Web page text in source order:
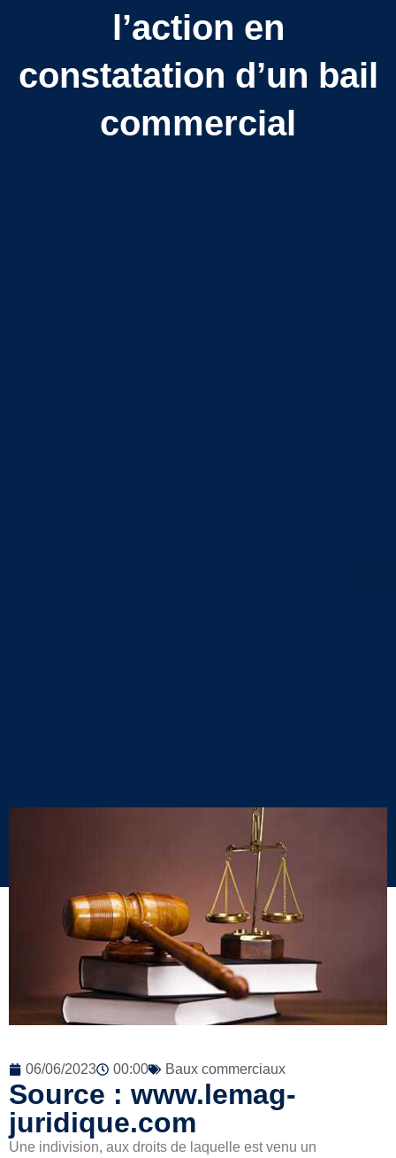
l’action en
constatation d’un bail
commercial
06/06/2023 00:00 Baux commerciaux
Source : www.lemag-
juridique.com
Une indivision, aux droits de laquelle est venu un